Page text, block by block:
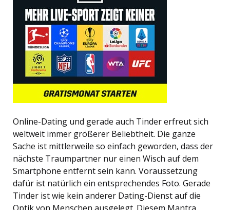
Online-Dating und gerade auch Tinder erfreut sich
weltweit immer größerer Beliebtheit. Die ganze
Sache ist mittlerweile so einfach geworden, dass der
nächste Traumpartner nur einen Wisch auf dem
Smartphone entfernt sein kann. Voraussetzung
dafür ist natürlich ein entsprechendes Foto. Gerade
Tinder ist wie kein anderer Dating-Dienst auf die